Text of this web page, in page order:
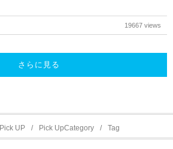
19667 views
さらに見る
Pick UP Pick UpCategory Tag